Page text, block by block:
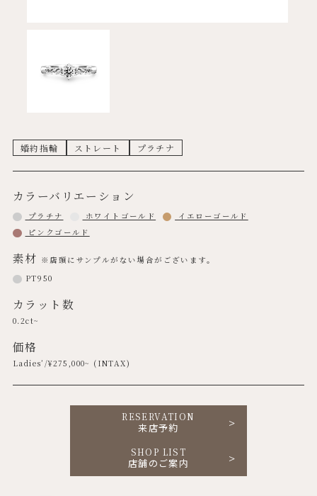
婚約指輪 ストレート プラチナ
カラーバリエーション
プラチナ ホワイトゴールド
イエローゴールド
ピンクゴールド
素材 ※店頭にサンプルがない場合がございます。
PT950
カラット数
0.2ct~
価格
Ladies’/¥275,000~ (INTAX)
RESERVATION
来店予約
SHOP LIST
店舗のご案内